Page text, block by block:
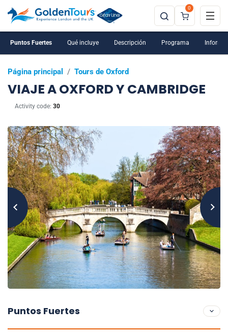
0
Página principal / Tours de Oxford
VIAJE A OXFORD Y CAMBRIDGE
Activity code: 30
Puntos Fuertes Qué incluye Descripción Programa
Puntos Fuertes